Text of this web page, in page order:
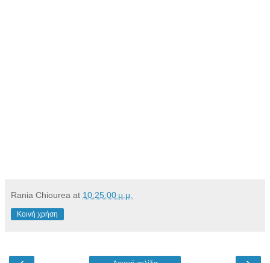
Rania Chiourea at 10:25:00 μ.μ.
Κοινή χρήση